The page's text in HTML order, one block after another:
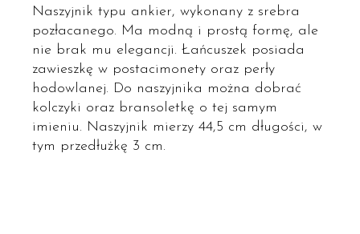
Naszyjnik typu ankier, wykonany z srebra
pozłacanego. Ma modną i prostą formę, ale
nie brak mu elegancji. Łańcuszek posiada
zawieszkę w postacimonety oraz perły
hodowlanej. Do naszyjnika można dobrać
kolczyki oraz bransoletkę o tej samym
imieniu. Naszyjnik mierzy 44,5 cm długości, w
tym przedłużkę 3 cm.